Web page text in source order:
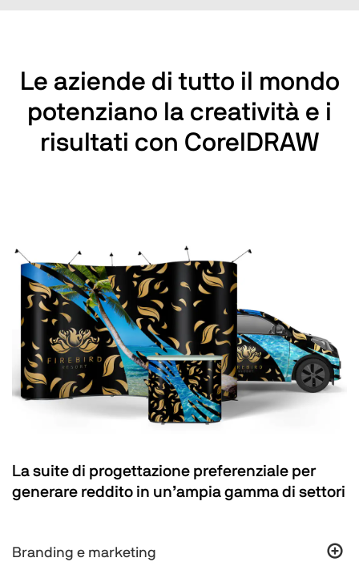
Le aziende di tutto il mondo
potenziano la creatività e i
risultati con CorelDRAW
La suite di progettazione preferenziale per
generare reddito in un’ampia gamma di settori
Branding e marketing